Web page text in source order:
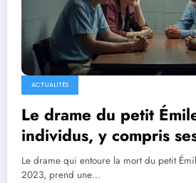
ACTUALITÉS
Le drame du petit
individus, y compris
parents, en garde à
Le drame qui entoure la mort du petit
2023, prend une…